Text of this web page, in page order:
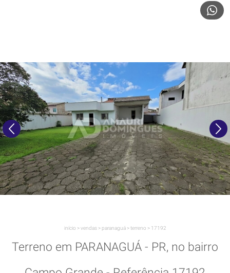
início >vendas> paranaguá> terreno > 17192
Terreno em PARANAGUÁ - PR, no bairro